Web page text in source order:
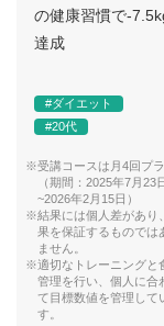
の健康習慣で-
達成
#ダイエット
#20代
※受講コースは月4回プ
（期間：2025年7月23
~2026年2月15日）
※結果には個人差があり
果を保証するものでは
ません。
※適切なトレーニングと
管理を行い、個人に合
て目標数値を管理して
す。